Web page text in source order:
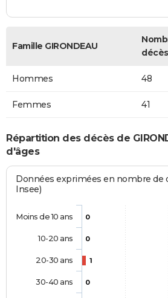
Famille GIRONDEAU
décès
Hommes 48
Femmes 41
Répartition des décès de
d'âges
Données exprimées en nombre de
Insee)
0
0
1
0
Moins de 10 ans
10-20 ans
20-30 ans
30-40 ans